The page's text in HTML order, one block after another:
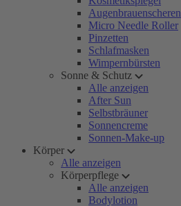
Augenbrauenscheren
Micro Needle Roller
Pinzetten
Schlafmasken
Wimpernbürsten
Sonne & Schutz
Alle anzeigen
After Sun
Selbstbräuner
Sonnencreme
Sonnen-Make-up
Körper
Alle anzeigen
Körperpflege
Alle anzeigen
Bodylotion